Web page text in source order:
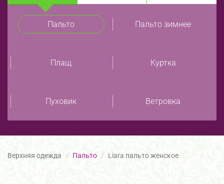
Пальто Пальто зимнее
Плащ Куртка
Пуховик Ветровка
Верхняя одежда Пальто Liara пальто женское